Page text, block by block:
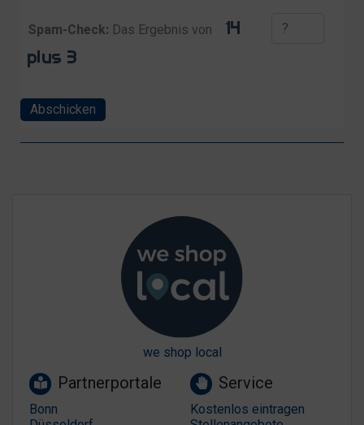
Spam-Check: Das Ergebnis von
Abschicken
we shop local
Partnerportale
Bonn
Service
Kostenlos eintragen